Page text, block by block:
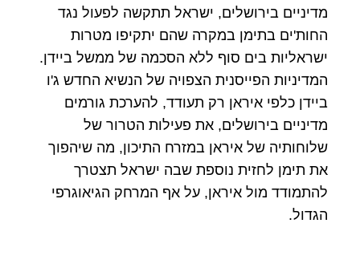
מדיניים בירושלים, ישראל תתקשה לפעול נגד
החות'ים בתימן במקרה שהם יתקיפו מטרות
ישראליות בים סוף ללא הסכמה של ממשל ביידן.
המדיניות הפייסנית הצפויה של הנשיא החדש ג'ו
ביידן כלפי איראן רק תעודד, להערכת גורמים
מדיניים בירושלים, את פעילות הטרור של
שלוחותיה של איראן במזרח התיכון, מה שיהפוך
את תימן לחזית נוספת שבה ישראל תצטרך
להתמודד מול איראן, על אף המרחק הגיאוגרפי
הגדול.